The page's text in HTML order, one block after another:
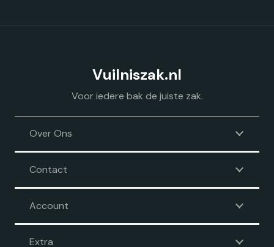
Vuilniszak.nl
Voor iedere bak de juiste zak.
Over Ons
Contact
Account
Extra